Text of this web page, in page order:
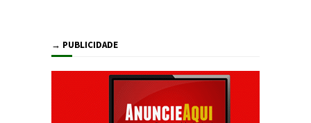
→ PUBLICIDADE